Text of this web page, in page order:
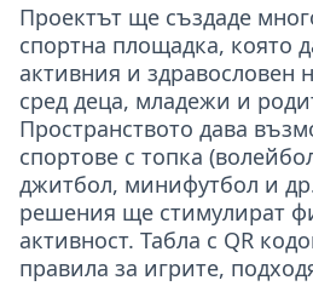
Проектът ще създаде
спортна площадка, която
активния и здравословен
сред деца, младежи и
Пространството дава
спортове с топка
джитбол, минифутбол и
решения ще стимулират
активност. Табла с QR
правила за игрите,